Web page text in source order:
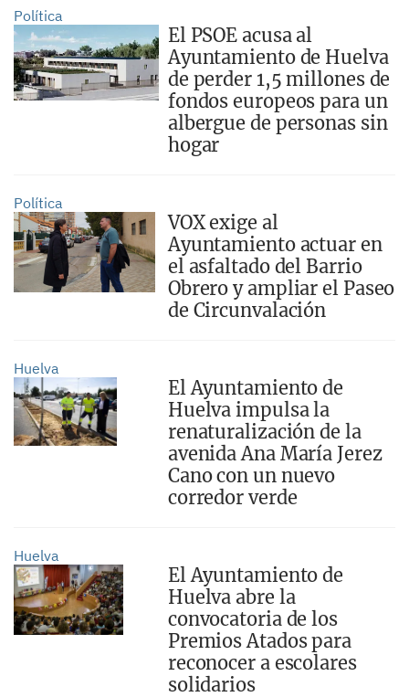
Política
El PSOE acusa al
Ayuntamiento de Huelva
de perder 1,5 millones de
fondos europeos para un
albergue de personas sin
hogar
Política
VOX exige al
Ayuntamiento actuar en
el asfaltado del Barrio
Obrero y ampliar el Paseo
de Circunvalación
Huelva
El Ayuntamiento de
Huelva impulsa la
renaturalización de la
avenida Ana María Jerez
Cano con un nuevo
corredor verde
Huelva
El Ayuntamiento de
Huelva abre la
convocatoria de los
Premios Atados para
reconocer a escolares
solidarios